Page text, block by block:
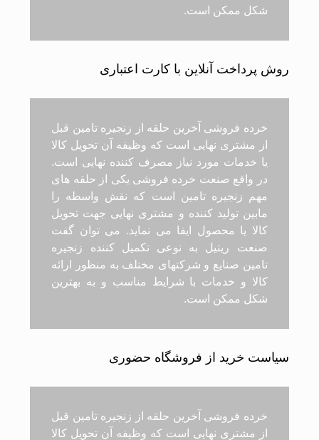
شکل ممکن است.
روش پرداخت آنلاین با کارت اعتباری
خرده فروشی آخرین حلقه از زنجیره تامین قبل
از مشتری نهایی است که وظیفه آن تحویل کالا
یا خدمات مورد نیاز مصرف کننده نهایی است.
در واقع صنعت خرده فروشی یکی از حلقه های
مهم زنجیره تامین است که نقش واسطه را
مابین تولید کننده و مشتری نهایی جهت تحویل
کالا یا محصول ایفا می نماید. می توان گفت
صنعت ریتیل به نوعی تکمیل کننده زنجیره
تامین صنایع و شرکتهای مختلف به منظور ارائه
کالا و خدمات با شرایط مناسب و به بهترین
شکل ممکن است.
سیاست خرید از فروشگاه حضوری
خرده فروشی آخرین حلقه از زنجیره تامین قبل
از مشتری نهایی است که وظیفه آن تحویل کالا